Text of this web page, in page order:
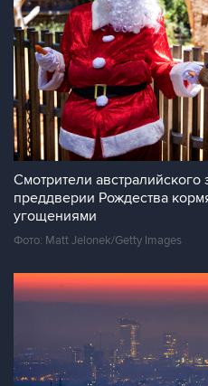
Смотрители австралийского
преддверии Рождества
угощениями
Фото: Matt Jelonek/Getty Images